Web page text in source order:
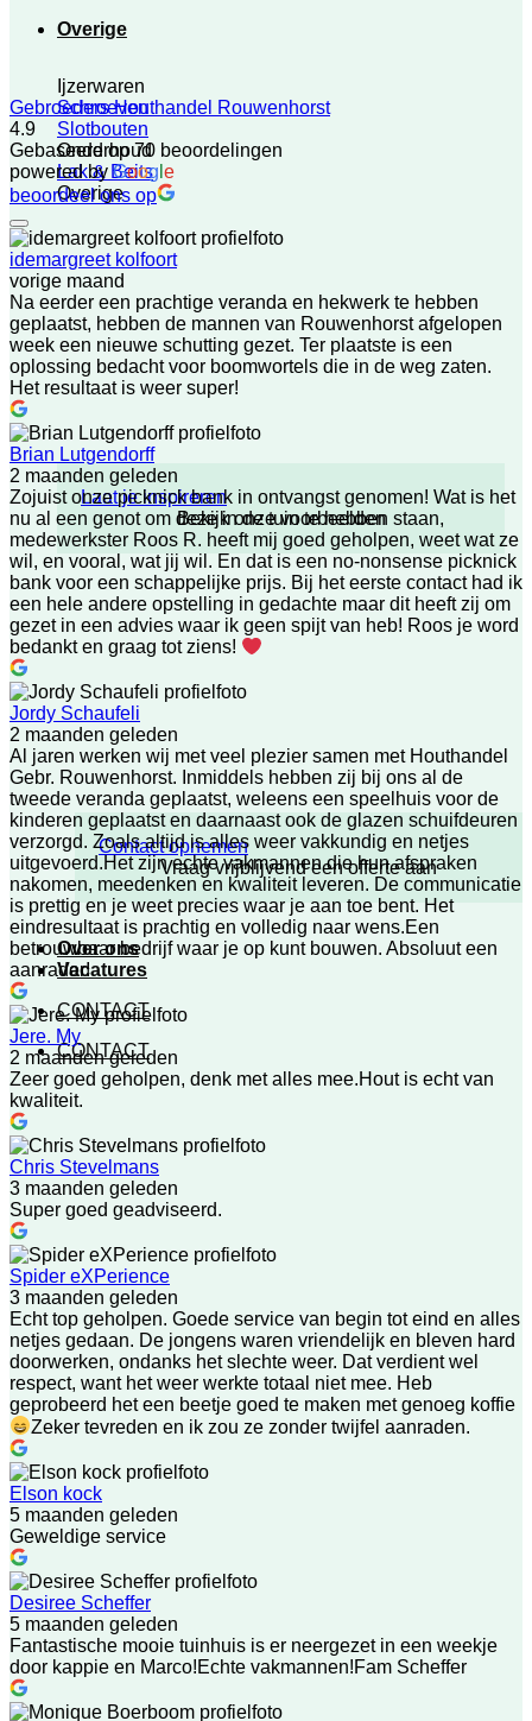
Overige
Ijzerwaren
Schroeven
Slotbouten
Onderhoud
Lak & Beits
Overige
Laat je inspireren
Bekijk onze voorbeelden
Contact opnemen
Vraag vrijblijvend een offerte aan
Over ons
Vacatures
CONTACT
CONTACT
Gebroeders Houthandel Rouwenhorst
4.9
Gebaseerd op 70 beoordelingen
powered by Goog e
beoordeel ons op
idemargreet kolfoort
vorige maand
Na eerder een prachtige veranda en hekwerk te hebben
geplaatst, hebben de mannen van Rouwenhorst afgelopen
week een nieuwe schutting gezet. Ter plaatste is een
oplossing bedacht voor boomwortels die in de weg zaten.
Het resultaat is weer super!
Brian Lutgendorff
2 maanden geleden
Zojuist onze picknick bank in ontvangst genomen! Wat is het
nu al een genot om deze in de tuin te hebben staan,
medewerkster Roos R. heeft mij goed geholpen, weet wat ze
wil, en vooral, wat jij wil. En dat is een no-nonsense picknick
bank voor een schappelijke prijs. Bij het eerste contact had ik
een hele andere opstelling in gedachte maar dit heeft zij om
gezet in een advies waar ik geen spijt van heb! Roos je word
bedankt en graag tot ziens!
Jordy Schaufeli
2 maanden geleden
Al jaren werken wij met veel plezier samen met Houthandel
Gebr. Rouwenhorst. Inmiddels hebben zij bij ons al de
tweede veranda geplaatst, weleens een speelhuis voor de
kinderen geplaatst en daarnaast ook de glazen schuifdeuren
verzorgd. Zoals altijd is alles weer vakkundig en netjes
uitgevoerd.Het zijn echte vakmannen die hun afspraken
nakomen, meedenken en kwaliteit leveren. De communicatie
is prettig en je weet precies waar je aan toe bent. Het
eindresultaat is prachtig en volledig naar wens.Een
betrouwbaar bedrijf waar je op kunt bouwen. Absoluut een
aanrader!
Jere. My
2 maanden geleden
Zeer goed geholpen, denk met alles mee.Hout is echt van
kwaliteit.
Chris Stevelmans
3 maanden geleden
Super goed geadviseerd.
Spider eXPerience
3 maanden geleden
Echt top geholpen. Goede service van begin tot eind en alles
netjes gedaan. De jongens waren vriendelijk en bleven hard
doorwerken, ondanks het slechte weer. Dat verdient wel
respect, want het weer werkte totaal niet mee. Heb
geprobeerd het een beetje goed te maken met genoeg koffie
Zeker tevreden en ik zou ze zonder twijfel aanraden.
Elson kock
5 maanden geleden
Geweldige service
Desiree Scheffer
5 maanden geleden
Fantastische mooie tuinhuis is er neergezet in een weekje
door kappie en Marco!Echte vakmannen!Fam Scheffer